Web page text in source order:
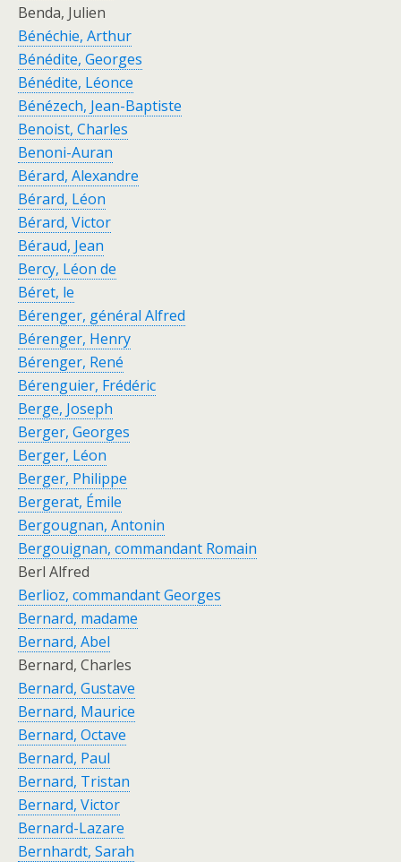
Benda, Julien
Bénéchie, Arthur
Bénédite, Georges
Bénédite, Léonce
Bénézech, Jean-Baptiste
Benoist, Charles
Benoni-Auran
Bérard, Alexandre
Bérard, Léon
Bérard, Victor
Béraud, Jean
Bercy, Léon de
Béret, le
Bérenger, général Alfred
Bérenger, Henry
Bérenger, René
Bérenguier, Frédéric
Berge, Joseph
Berger, Georges
Berger, Léon
Berger, Philippe
Bergerat, Émile
Bergougnan, Antonin
Bergouignan, commandant Romain
Berl Alfred
Berlioz, commandant Georges
Bernard, madame
Bernard, Abel
Bernard, Charles
Bernard, Gustave
Bernard, Maurice
Bernard, Octave
Bernard, Paul
Bernard, Tristan
Bernard, Victor
Bernard-Lazare
Bernhardt, Sarah